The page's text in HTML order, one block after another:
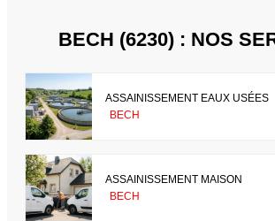
BECH (6230) : NOS
ASSAINISSEMENT EAUX USÉES
BECH
ASSAINISSEMENT MAISON
BECH